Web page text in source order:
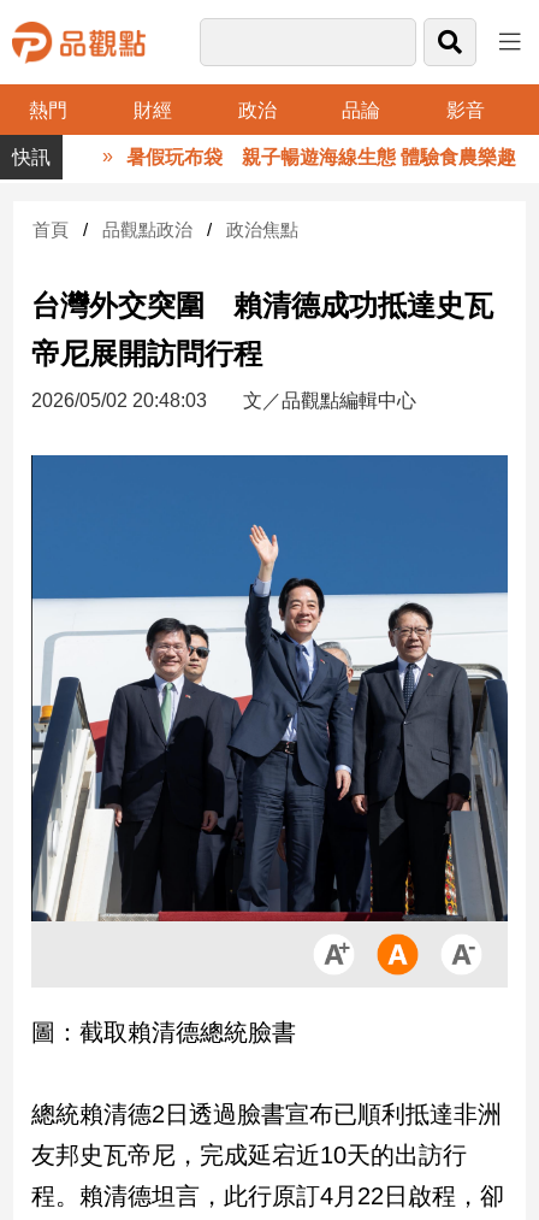
熱門 財經 政治 品論 影音
品
觀
財
台
灣
財
新
產
品
觀
點
政
治
政
品
觀
調
國
焦
暑假玩布袋 親子暢遊海線生態 體驗食農樂趣
首頁 品觀點政治 政治焦點
台灣外交突圍 賴清德成功抵達史瓦
帝尼展開訪問行程
2026/05/02 20:48:03 文／品觀點編輯中心
圖：截取賴清德總統臉書
總統賴清德2日透過臉書宣布已順利抵達非洲
友邦史瓦帝尼，完成延宕近10天的出訪行
程。賴清德坦言，此行原訂4月22日啟程，卻